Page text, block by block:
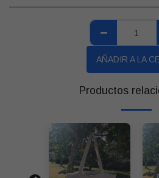
AÑADIR A LA
Productos